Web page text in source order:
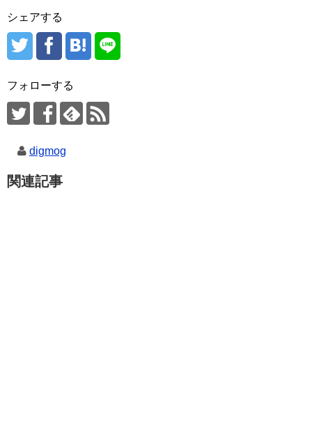
シェアする
フォローする
digmog
関連記事